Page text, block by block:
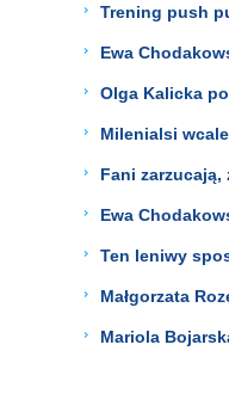
Trening push
Ewa
Olga Kalicka
Milenialsi
Fani
Ewa
Ten leniwy
Małgorzata
Mariola